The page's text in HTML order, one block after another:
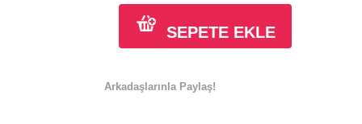
SEPETE EKLE
Arkadaşlarınla Paylaş!